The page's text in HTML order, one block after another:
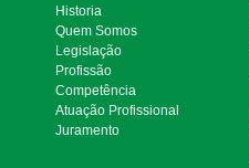
Historia
Quem Somos
Legislação
Profissão
Competência
Atuação Profissional
Juramento